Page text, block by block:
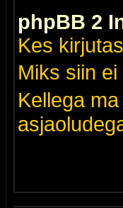
phpBB 2
Kes
Miks siin
Kellega